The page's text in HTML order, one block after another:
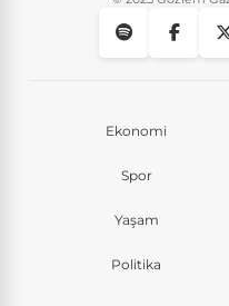
Ekonomi
Spor
Yaşam
Politika